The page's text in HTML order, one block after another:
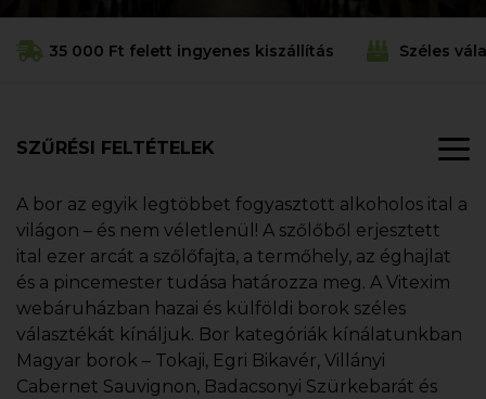
35 000 Ft felett ingyenes kiszállítás Széles
SZŰRÉSI FELTÉTELEK
A bor az egyik legtöbbet fogyasztott alkoholos ital a
világon – és nem véletlenül! A szőlőből erjesztett
ital ezer arcát a szőlőfajta, a termőhely, az éghajlat
és a pincemester tudása határozza meg. A Vitexim
webáruházban hazai és külföldi borok széles
választékát kínáljuk. Bor kategóriák kínálatunkban
Magyar borok – Tokaji, Egri Bikavér, Villányi
Cabernet Sauvignon, Badacsonyi Szürkebarát és